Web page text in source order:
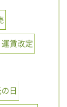
運賃改定
日